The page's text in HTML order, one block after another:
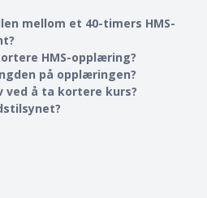
mellom et 40-timers HMS-
HMS-opplæring?
på opplæringen?
ved å ta kortere kurs?